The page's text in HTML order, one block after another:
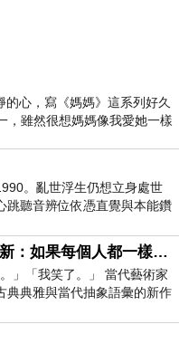
心，寫《媽媽》這系列好久
，雖然很想媽媽像我愛她一樣
。亂世浮生仍想立身處世
跳聽音辨位依憑直覺與本能鑽
個心聲另一個共鳴的
當代藝術家盧嵐新：如果每個人都一樣，這世界該有多無聊？
」「我笑了。」 當代藝術家
典典雅與當代抽象語彙的新作
為背景，描繪了